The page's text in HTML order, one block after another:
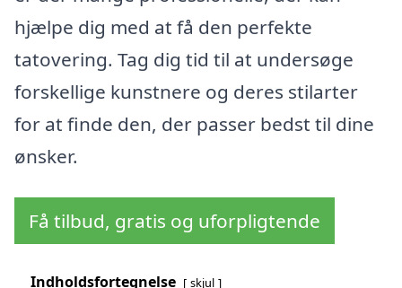
hjælpe dig med at få den perfekte
tatovering. Tag dig tid til at undersøge
forskellige kunstnere og deres stilarter
for at finde den, der passer bedst til dine
ønsker.
Få tilbud, gratis og uforpligtende
Indholdsfortegnelse skjul